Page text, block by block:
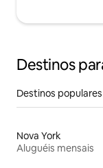
Destinos
Destinos
Nova York
Aluguéis mensais